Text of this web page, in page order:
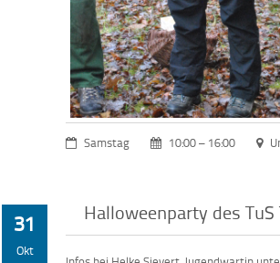
Samstag 10:00 – 16:00
31
Okt
Halloweenparty des